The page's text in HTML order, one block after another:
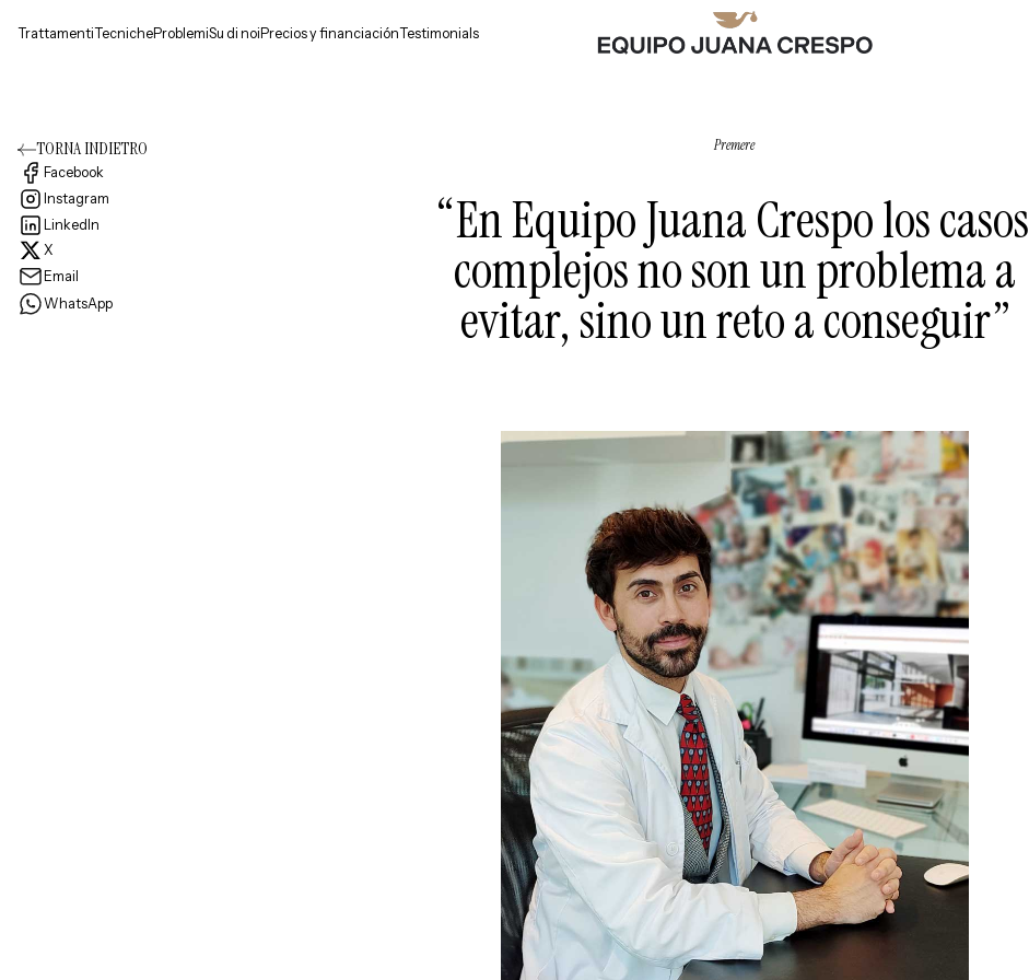
TrattamentiTecnicheProblemiSu di noi Precios y financiaciónTestimonials
TORNA INDIETRO
Facebook
Instagram
LinkedIn
X
Email
WhatsApp
Premere
“En Equipo Juana Crespo los casos
complejos no son un problema a
evitar, sino un reto a conseguir”